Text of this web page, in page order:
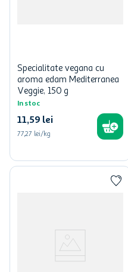
Specialitate vegana cu
aroma edam Mediterranea
Veggie, 150 g
In stoc
11,59 lei
77,27 lei/kg